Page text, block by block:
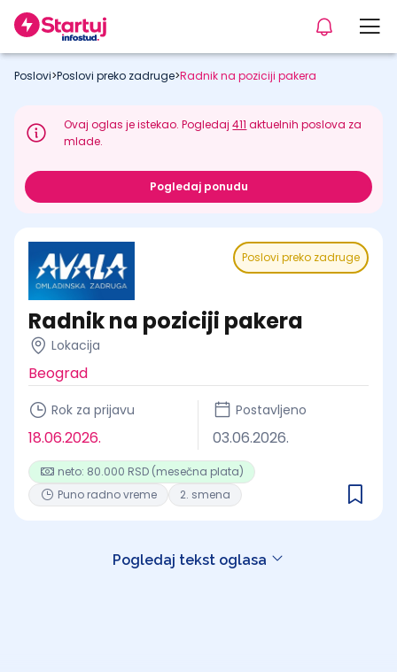
Poslovi>Poslovi preko zadruge>Radnik na poziciji pakera
Ovaj oglas je istekao. Pogledaj411 aktuelnih poslova za
mlade.
Pogledaj ponudu
Poslovi preko zadruge
Radnik na poziciji pakera
Lokacija
Beograd
Rok za prijavu
18.06.2026.
Postavljeno
03.06.2026.
neto: 80.000 RSD (mesečna plata)
Puno radno vreme
2. smena
Pogledaj tekst oglasa